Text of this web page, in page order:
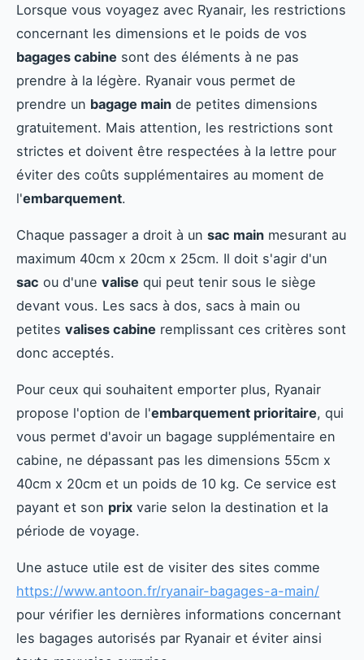
Lorsque vous voyagez avec Ryanair, les restrictions
concernant les dimensions et le poids de vos
bagages cabine sont des éléments à ne pas
prendre à la légère. Ryanair vous permet de
prendre un bagage main de petites dimensions
gratuitement. Mais attention, les restrictions sont
strictes et doivent être respectées à la lettre pour
éviter des coûts supplémentaires au moment de
l'embarquement.
Chaque passager a droit à un sac main mesurant au
maximum 40cm x 20cm x 25cm. Il doit s'agir d'un
sac ou d'une valise qui peut tenir sous le siège
devant vous. Les sacs à dos, sacs à main ou
petites valises cabine remplissant ces critères sont
donc acceptés.
Pour ceux qui souhaitent emporter plus, Ryanair
propose l'option de l'embarquement prioritaire, qui
vous permet d'avoir un bagage supplémentaire en
cabine, ne dépassant pas les dimensions 55cm x
40cm x 20cm et un poids de 10 kg. Ce service est
payant et son prix varie selon la destination et la
période de voyage.
Une astuce utile est de visiter des sites comme
https://www.antoon.fr/ryanair-bagages-a-main/
pour vérifier les dernières informations concernant
les bagages autorisés par Ryanair et éviter ainsi